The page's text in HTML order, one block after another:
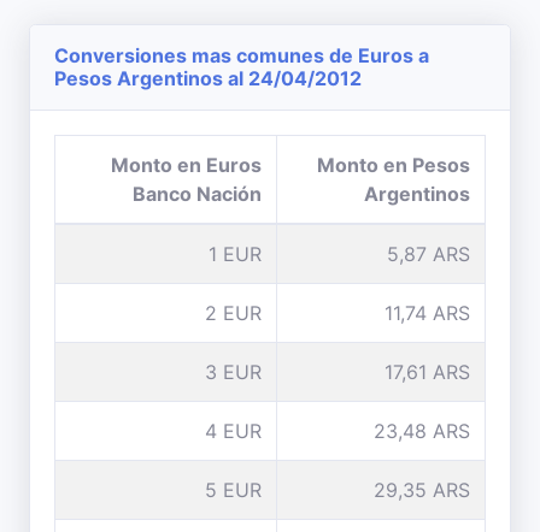
Conversiones mas comunes de Euros a
Pesos Argentinos al 24/04/2012
Monto en Euros
Banco Nación
Monto en Pesos
Argentinos
1 EUR 5,87 ARS
2 EUR 11,74 ARS
3 EUR 17,61 ARS
4 EUR 23,48 ARS
5 EUR 29,35 ARS